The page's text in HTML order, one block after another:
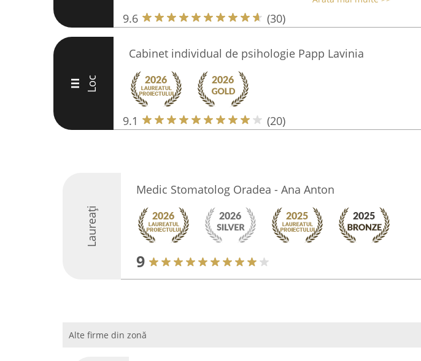
9.6 (30)
III Loc
Cabinet individual de psihologie Papp Lavinia
9.1 (20)
Laureați
Medic Stomatolog Oradea - Ana Anton
9
Alte firme din zonă